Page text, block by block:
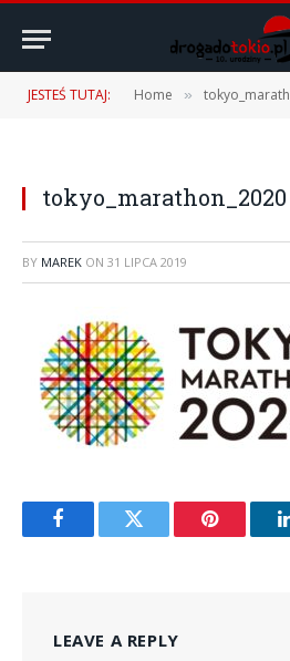
JESTEŚ TUTAJ: Home »
tokyo_marathon_2020
BY MAREK ON 31 LIPCA 2019
FacebookTwitter Pinterest
LEAVE A REPLY